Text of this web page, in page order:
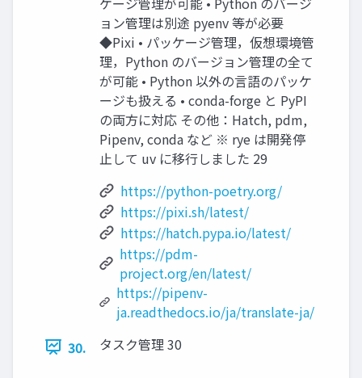
ョン管理は別途 pyenv 等が必要
◆Pixi • パッケージ管理，仮想環境管
理，Python のバージョン管理の全て
が可能 • Python 以外の言語のパッケ
ージも扱える • conda-forge と PyPI
の両方に対応 その他：Hatch, pdm,
Pipenv, conda など ※ rye は開発停
止して uv に移行しました 29
https://python-poetry.org/
https://pixi.sh/latest/
https://hatch.pypa.io/latest/
https://pdm-
project.org/en/latest/
https://pipenv-
ja.readthedocs.io/ja/translate-ja/
30.
タスク管理 30